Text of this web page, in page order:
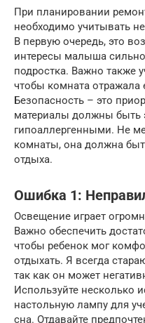
При планировании
необходимо учитывать
В первую очередь, это
интересы малыша сильно
подростка. Важно также
чтобы комната отражала
Безопасность – это
материалы должны быть
гипоаллергенными. Не
комнаты, она должна
отдыха.
Ошибка 1:
Освещение играет
Важно обеспечить
чтобы ребенок мог
отдыхать. Я всегда
так как он может
Используйте несколько
настольную лампу для
сна. Отдавайте